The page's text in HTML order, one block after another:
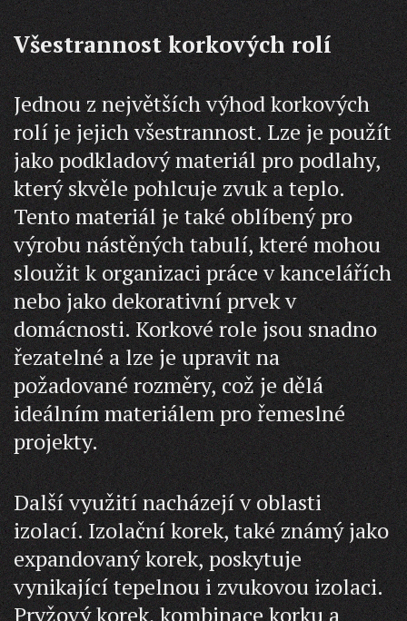
Všestrannost korkových rolí
Jednou z největších výhod korkových
rolí je jejich všestrannost. Lze je použít
jako podkladový materiál pro podlahy,
který skvěle pohlcuje zvuk a teplo.
Tento materiál je také oblíbený pro
výrobu nástěných tabulí, které mohou
sloužit k organizaci práce v kancelářích
nebo jako dekorativní prvek v
domácnosti. Korkové role jsou snadno
řezatelné a lze je upravit na
požadované rozměry, což je dělá
ideálním materiálem pro řemeslné
projekty.
Další využití nacházejí v oblasti
izolací. Izolační korek, také známý jako
expandovaný korek, poskytuje
vynikající tepelnou i zvukovou izolaci.
Pryžový korek, kombinace korku a